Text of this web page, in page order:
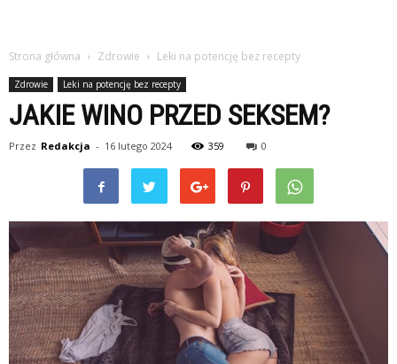
Strona główna Zdrowie Leki na potencję bez recepty
Zdrowie Leki na potencję bez recepty
JAKIE WINO PRZED SEKSEM?
Przez Redakcja - 16 lutego 2024 359 0